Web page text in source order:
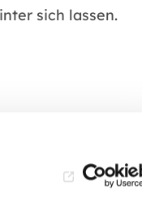
sich lassen.
behandelt